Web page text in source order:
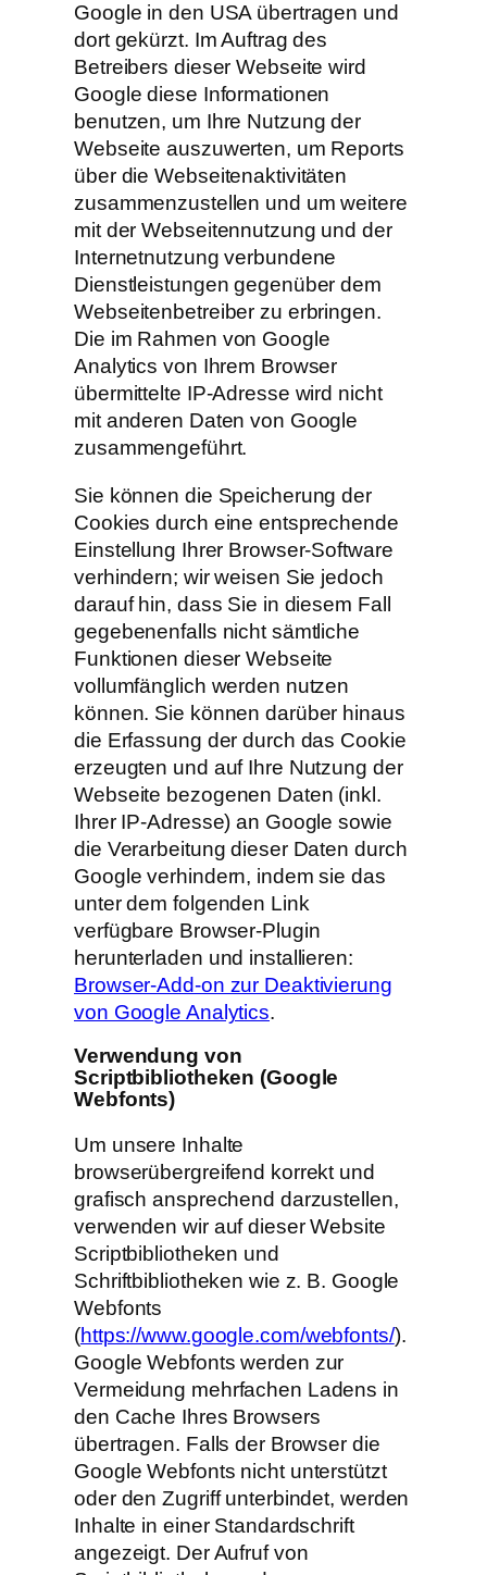
Google in den USA übertragen und
dort gekürzt. Im Auftrag des
Betreibers dieser Webseite wird
Google diese Informationen
benutzen, um Ihre Nutzung der
Webseite auszuwerten, um Reports
über die Webseitenaktivitäten
zusammenzustellen und um weitere
mit der Webseitennutzung und der
Internetnutzung verbundene
Dienstleistungen gegenüber dem
Webseitenbetreiber zu erbringen.
Die im Rahmen von Google
Analytics von Ihrem Browser
übermittelte IP-Adresse wird nicht
mit anderen Daten von Google
zusammengeführt.
Sie können die Speicherung der
Cookies durch eine entsprechende
Einstellung Ihrer Browser-Software
verhindern; wir weisen Sie jedoch
darauf hin, dass Sie in diesem Fall
gegebenenfalls nicht sämtliche
Funktionen dieser Webseite
vollumfänglich werden nutzen
können. Sie können darüber hinaus
die Erfassung der durch das Cookie
erzeugten und auf Ihre Nutzung der
Webseite bezogenen Daten (inkl.
Ihrer IP-Adresse) an Google sowie
die Verarbeitung dieser Daten durch
Google verhindern, indem sie das
unter dem folgenden Link
verfügbare Browser-Plugin
herunterladen und installieren:
Browser-Add-on zur Deaktivierung
von Google Analytics.
Verwendung von
Scriptbibliotheken (Google
Webfonts)
Um unsere Inhalte
browserübergreifend korrekt und
grafisch ansprechend darzustellen,
verwenden wir auf dieser Website
Scriptbibliotheken und
Schriftbibliotheken wie z. B. Google
Webfonts
(https://www.google.com/webfonts/).
Google Webfonts werden zur
Vermeidung mehrfachen Ladens in
den Cache Ihres Browsers
übertragen. Falls der Browser die
Google Webfonts nicht unterstützt
oder den Zugriff unterbindet, werden
Inhalte in einer Standardschrift
angezeigt. Der Aufruf von